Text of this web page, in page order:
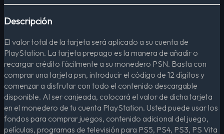
Descripción
El valor total de la tarjeta será aplicado a su cuenta de
PlayStation. La tarjeta prepago es la manera de añadir o
recargar crédito fácilmente a su monedero PSN. Basta con
comprar una tarjeta psn, introducir el código de 12 dígitos y
comenzar a disfrutar con todo el contenido descargable
disponible. Al ser canjeada, colocará el valor de dicha tarjeta
en el monedero de tu cuenta PlayStation. Usted puede usar los
fondos para comprar juegos, contenido adicional del juego,
películas, programas de televisión para PS5, PS4, PS3, PS Vita